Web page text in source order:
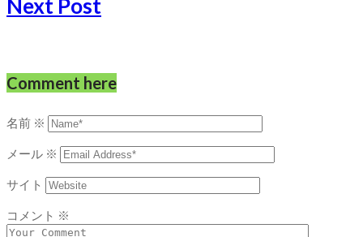
Next Post
Comment here
名前 ※
メール ※
サイト
コメント ※